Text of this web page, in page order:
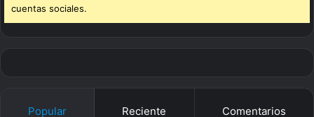
cuentas sociales.
Popular Reciente Comentarios